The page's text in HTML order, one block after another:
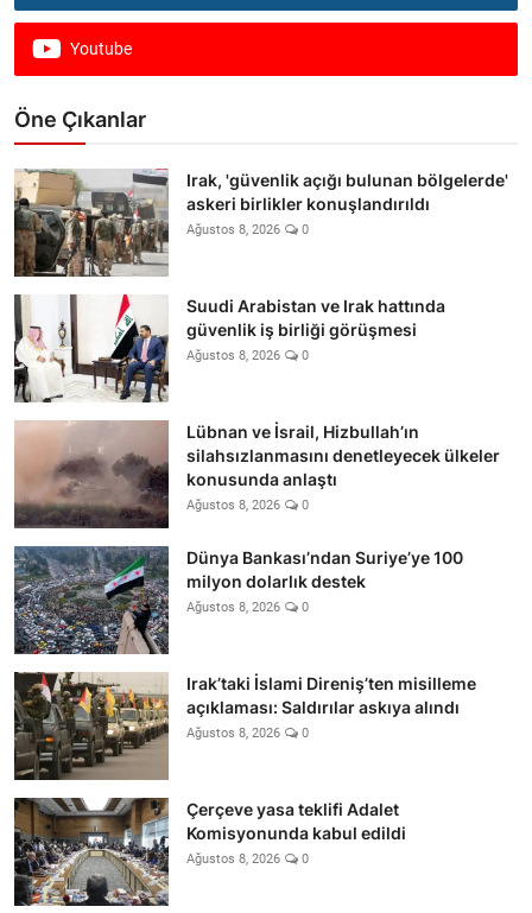
Youtube
Öne Çıkanlar
Irak, 'güvenlik açığı bulunan bölgelerde'
askeri birlikler konuşlandırıldı
Ağustos 8, 2026 0
Suudi Arabistan ve Irak hattında
güvenlik iş birliği görüşmesi
Ağustos 8, 2026 0
Lübnan ve İsrail, Hizbullah’ın
silahsızlanmasını denetleyecek ülkeler
konusunda anlaştı
Ağustos 8, 2026 0
Dünya Bankası’ndan Suriye’ye 100
milyon dolarlık destek
Ağustos 8, 2026 0
Irak’taki İslami Direniş’ten misilleme
açıklaması: Saldırılar askıya alındı
Ağustos 8, 2026 0
Çerçeve yasa teklifi Adalet
Komisyonunda kabul edildi
Ağustos 8, 2026 0